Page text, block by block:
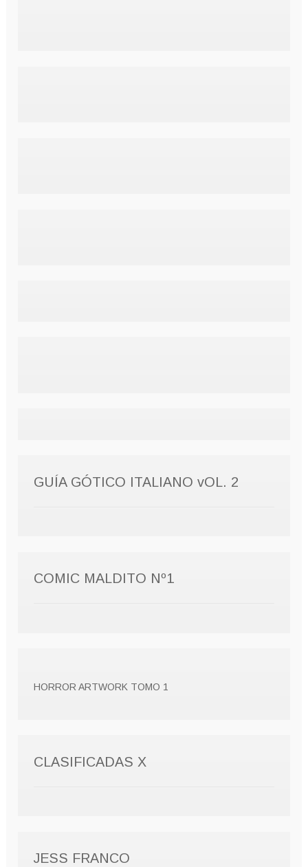
GUÍA GÓTICO ITALIANO vOL. 2
COMIC MALDITO Nº1
HORROR ARTWORK TOMO 1
CLASIFICADAS X
JESS FRANCO